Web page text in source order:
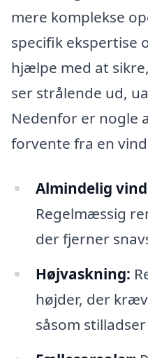
mere komplekse
specifik ekspertise
hjælpe med at
ser strålende ud,
Nedenfor er nogle
forvente fra en
Almindelig
Regelmæssig
der fjerner
Højvaskning:
højder, der
såsom